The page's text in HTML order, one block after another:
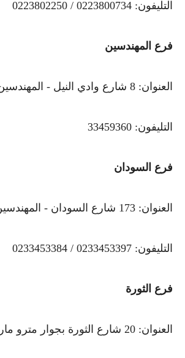
التليفون: 0223800734 / 0223802250
فرع المهندسين
العنوان: 8 شارع وادي النيل - المهندسين - الجيزة
التليفون: 33459360
فرع السودان
العنوان: 173 شارع السودان - المهندسين
التليفون: 0233453397 / 0233453384
فرع الثورة
العنوان: 20 شارع الثورة بجوار مترو ماركت - المهندسين